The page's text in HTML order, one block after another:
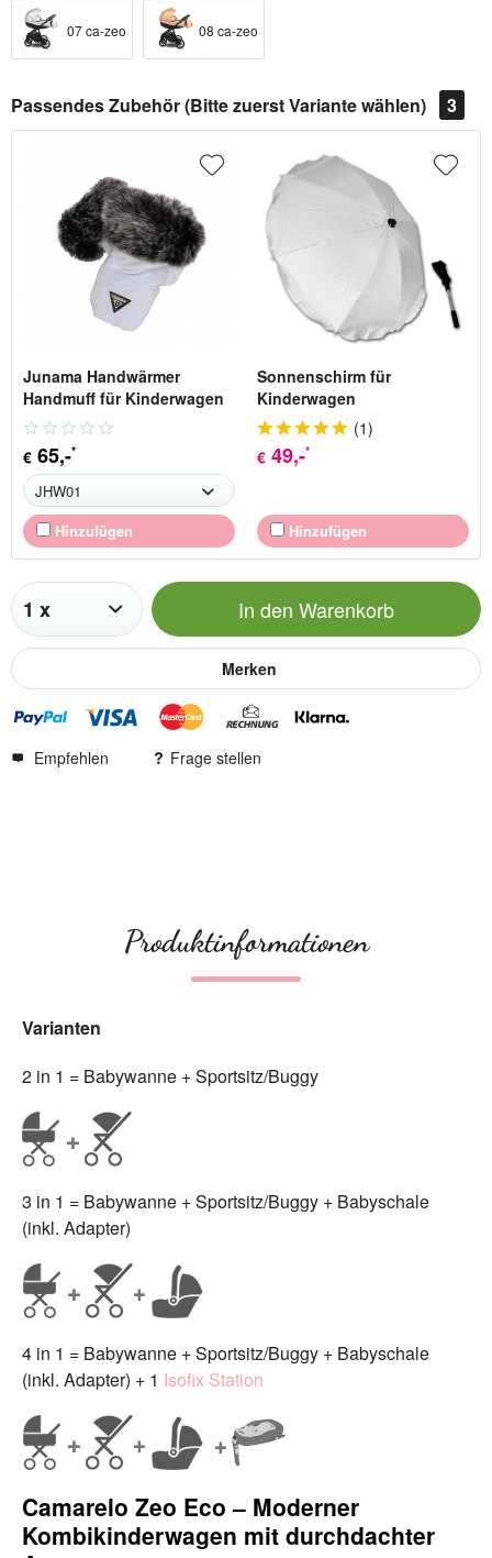
07 ca-zeo 08 ca-zeo
Passendes Zubehör (Bitte zuerst Variante wählen) 3
Junama Handwärmer
Handmuff für Kinderwagen
€ 65,-*
Hinzufügen
Sonnenschirm für
Kinderwagen
(1)
€ 49,-*
Hinzufügen
In den Warenkorb
Merken
Empfehlen Frage stellen
Produktinformationen
Varianten
2 in 1 = Babywanne + Sportsitz/Buggy
3 in 1 = Babywanne + Sportsitz/Buggy + Babyschale
(inkl. Adapter)
4 in 1 = Babywanne + Sportsitz/Buggy + Babyschale
(inkl. Adapter) + 1 Isofix Station
Camarelo Zeo Eco – Moderner
Kombikinderwagen mit durchdachter